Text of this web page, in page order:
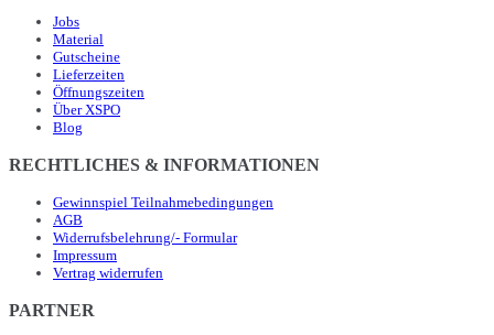
Jobs
Material
Gutscheine
Lieferzeiten
Öffnungszeiten
Über XSPO
Blog
RECHTLICHES & INFORMATIONEN
Gewinnspiel Teilnahmebedingungen
AGB
Widerrufsbelehrung/- Formular
Impressum
Vertrag widerrufen
PARTNER